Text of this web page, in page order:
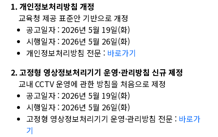
1. 개인정보처리방침 개정
교육청 제공 표준안 기반으로 개정
공고일자 : 2026년 5월 19일(화)
시행일자 : 2026년 5월 26일(화)
개인정보처리방침 전문 : 바로가기
2. 고정형 영상정보처리기기 운영·관리방침 신규 제정
교내 CCTV 운영에 관한 방침을 처음으로 제정
공고일자 : 2026년 5월 19일(화)
시행일자 : 2026년 5월 26일(화)
고정형 영상정보처리기기 운영·관리방침 전문 : 바로가
기